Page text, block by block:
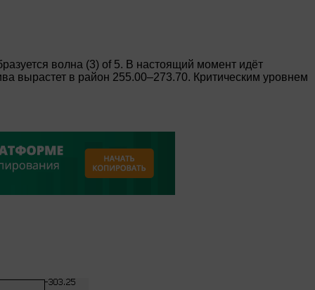
волна (3) of 5. В настоящий момент идёт
вырастет в район 255.00–273.70. Критическим уровнем